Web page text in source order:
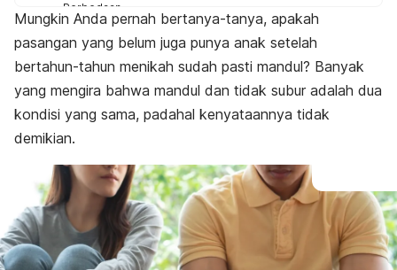
Perbedaan
Gejala
Penyebab
Cara mengatasi
Mungkin Anda pernah bertanya-tanya, apakah
pasangan yang belum juga punya anak setelah
bertahun-tahun menikah sudah pasti mandul? Banyak
yang mengira bahwa mandul dan tidak subur adalah dua
kondisi yang sama, padahal kenyataannya tidak
demikian.